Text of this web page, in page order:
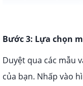
Bước 3: Lựa chọn
Duyệt qua các mẫu
của bạn. Nhấp vào